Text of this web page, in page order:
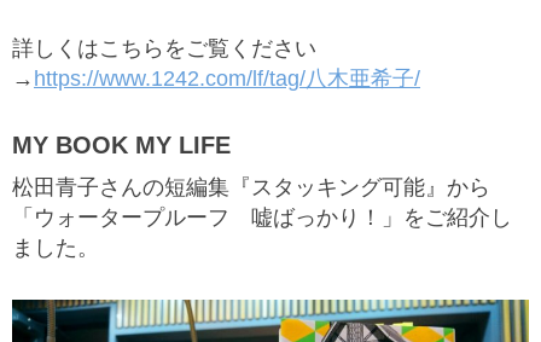
詳しくはこちらをご覧ください
→ https://www.1242.com/lf/tag/八木亜希子/
MY BOOK MY LIFE
松田青子さんの短編集『スタッキング可能』から
「ウォータープルーフ 嘘ばっかり！」をご紹介し
ました。